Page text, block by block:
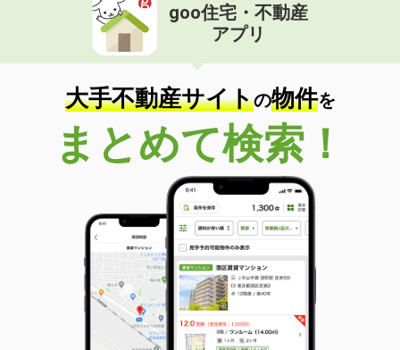
goo住宅・不動産
アプリ
大手不動産サイトの物件を
まとめて検索！